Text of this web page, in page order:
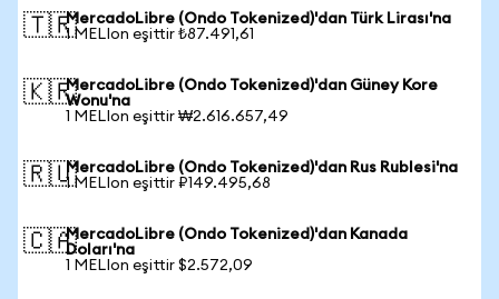
🇹🇷MercadoLibre (Ondo Tokenized)'dan Türk Lirası'na
1 MELIon eşittir ₺87.491,61
🇰🇷MercadoLibre (Ondo Tokenized)'dan Güney Kore
Wonu'na
1 MELIon eşittir ₩2.616.657,49
🇷🇺MercadoLibre (Ondo Tokenized)'dan Rus Rublesi'na
1 MELIon eşittir ₽149.495,68
🇨🇦MercadoLibre (Ondo Tokenized)'dan Kanada
Doları'na
1 MELIon eşittir $2.572,09